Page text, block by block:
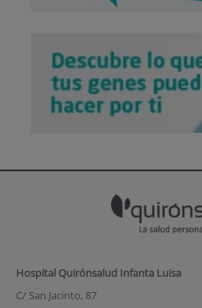
Hospital Quirónsalud Infanta Luisa
C/ San Jacinto, 87